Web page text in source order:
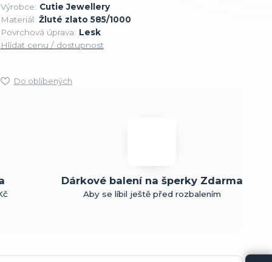
Výrobce: Cutie Jewellery
Materiál: Žluté zlato 585/1000
Povrchová úprava: Lesk
Hlídat cenu / dostupnost
Do oblíbených
Dárkové balení na šperky Zdarma
Aby se líbil ještě před rozbalením